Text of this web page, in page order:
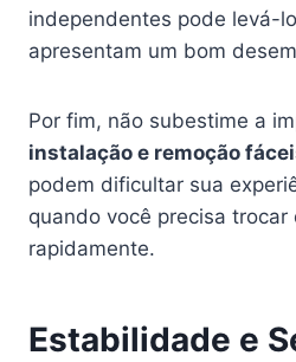
independentes pode levá-
apresentam um bom
Por fim, não subestime a
instalação e remoção
podem dificultar sua
quando você precisa trocar
rapidamente.
Estabilidade e